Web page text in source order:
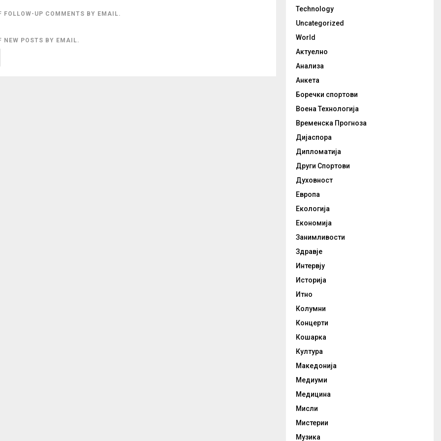
FOLLOW-UP COMMENTS BY EMAIL.
NEW POSTS BY EMAIL.
Technology
Uncategorized
World
Актуелно
Анализа
Анкета
Боречки спортови
Воена Технологија
Временска Прогноза
Дијаспора
Дипломатија
Други Спортови
Духовност
Европа
Екологија
Економија
Занимливости
Здравје
Интервју
Историја
Итно
Колумни
Концерти
Кошарка
Култура
Македонија
Медиуми
Медицина
Мисли
Мистерии
Музика